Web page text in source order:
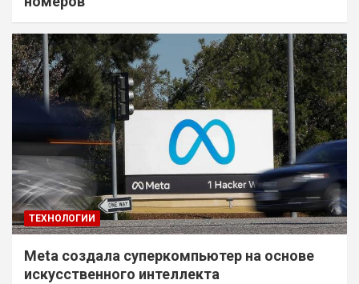
ТЕХНОЛОГИИ
Meta создала суперкомпьютер на основе
искусственного интеллекта